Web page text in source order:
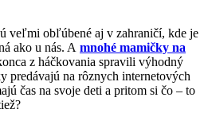
veľmi obľúbené aj v zahraničí, kde je
ako u nás. A mnohé mamičky na
z háčkovania spravili výhodný
predávajú na rôznych internetových
čas na svoje deti a pritom si čo – to